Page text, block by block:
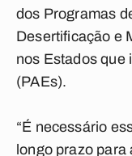
dos Programas
Desertificação e
nos Estados que
(PAEs).
“É necessário
longo prazo